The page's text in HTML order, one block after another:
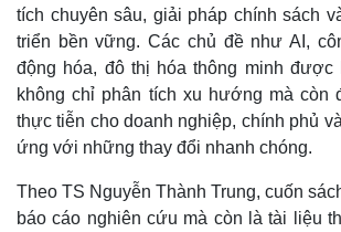
tích chuyên sâu, giải pháp chính sách
triển bền vững. Các chủ đề như AI,
động hóa, đô thị hóa thông minh được
không chỉ phân tích xu hướng mà còn
thực tiễn cho doanh nghiệp, chính phủ
ứng với những thay đổi nhanh chóng.
Theo TS Nguyễn Thành Trung, cuốn
báo cáo nghiên cứu mà còn là tài liệu